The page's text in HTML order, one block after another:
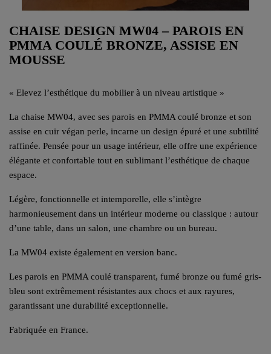
CHAISE DESIGN MW04 – PAROIS EN
PMMA COULÉ BRONZE, ASSISE EN
MOUSSE
« Elevez l’esthétique du mobilier à un niveau artistique »
La chaise MW04, avec ses parois en PMMA coulé bronze et son
assise en cuir végan perle, incarne un design épuré et une subtilité
raffinée. Pensée pour un usage intérieur, elle offre une expérience
élégante et confortable tout en sublimant l’esthétique de chaque
espace.
Légère, fonctionnelle et intemporelle, elle s’intègre
harmonieusement dans un intérieur moderne ou classique : autour
d’une table, dans un salon, une chambre ou un bureau.
La MW04 existe également en version banc.
Les parois en PMMA coulé transparent, fumé bronze ou fumé gris-
bleu sont extrêmement résistantes aux chocs et aux rayures,
garantissant une durabilité exceptionnelle.
Fabriquée en France.